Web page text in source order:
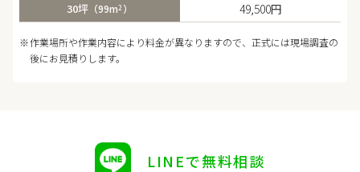
30坪 （99m2 ）
49,500円
作業場所や作業内容により料金が異なりますので、正式には現場調査の
後にお見積りします。
LINEで無料相談